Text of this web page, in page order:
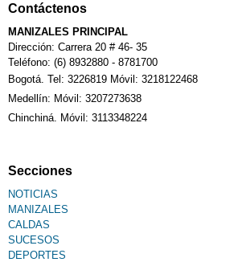
Calendario Tributario
Sudoku
Contáctenos
MANIZALES PRINCIPAL
Dirección: Carrera 20 # 46- 35
Teléfono: (6) 8932880 - 8781700
Bogotá. Tel: 3226819 Móvil: 3218122468
Medellín: Móvil: 3207273638
Chinchiná. Móvil: 3113348224
Secciones
NOTICIAS
MANIZALES
CALDAS
SUCESOS
DEPORTES